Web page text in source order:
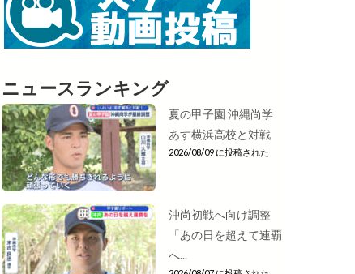
ニュースランキング
夏の甲子園 沖縄尚学
あす横浜高校と対戦
2026/08/09 に投稿された
沖尚初戦へ向け調整
「あの日を超えて連覇
へ...